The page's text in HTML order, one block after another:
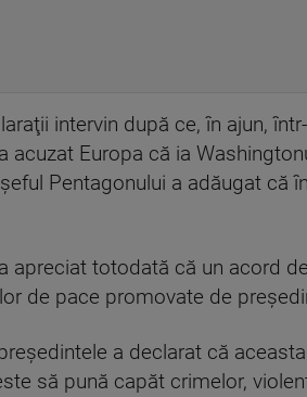
intervin după ce, în ajun,
acuzat Europa că ia
Pentagonului a adăugat că
apreciat totodată că un acord
de pace promovate de
a declarat că
să pună capăt crimelor,